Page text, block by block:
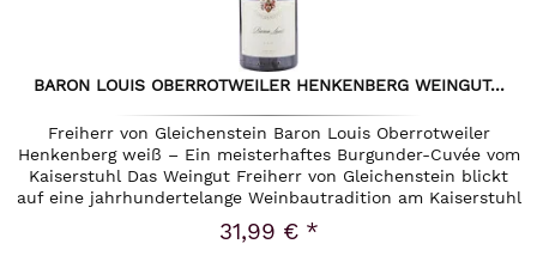
BARON LOUIS OBERROTWEILER HENKENBERG WEINGUT...
Freiherr von Gleichenstein Baron Louis Oberrotweiler
Henkenberg weiß – Ein meisterhaftes Burgunder-Cuvée vom
Kaiserstuhl Das Weingut Freiherr von Gleichenstein blickt
auf eine jahrhundertelange Weinbautradition am Kaiserstuhl
zurück und...
31,99 € *